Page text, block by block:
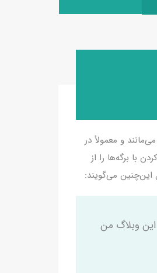
و معمولاً در
با برگه‌ها را از
این‌چنین می‌گویند:
وبلاگ من